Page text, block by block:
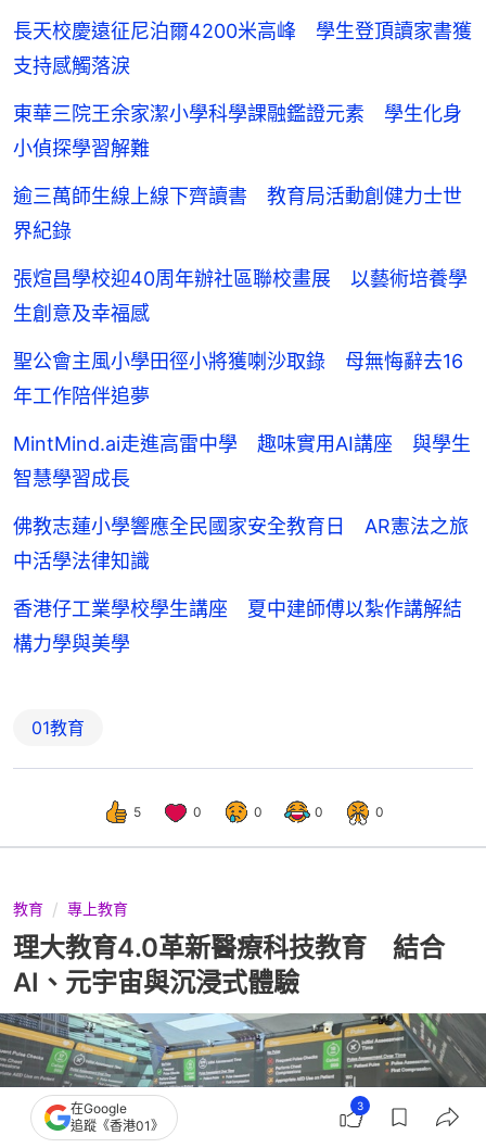
長天校慶遠征尼泊爾4200米高峰 學生登頂讀家書獲
支持感觸落淚
東華三院王余家潔小學科學課融鑑證元素 學生化身
小偵探學習解難
逾三萬師生線上線下齊讀書 教育局活動創健力士世
界紀錄
張煊昌學校迎40周年辦社區聯校畫展 以藝術培養學
生創意及幸福感
聖公會主風小學田徑小將獲喇沙取錄 母無悔辭去16
年工作陪伴追夢
MintMind.ai走進高雷中學 趣味實用AI講座 與學生
智慧學習成長
佛教志蓮小學響應全民國家安全教育日 AR憲法之旅
中活學法律知識
香港仔工業學校學生講座 夏中建師傅以紮作講解結
構力學與美學
01教育
5 0 0 0 0
教育 專上教育
理大教育4.0革新醫療科技教育 結合
AI、元宇宙與沉浸式體驗
在Google
追蹤《香港01》
3